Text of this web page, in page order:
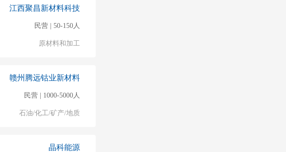
江西聚昌新材料科技
民营 | 50-150人
原材料和加工
赣州腾远钴业新材料
民营 | 1000-5000人
石油/化工/矿产/地质
晶科能源